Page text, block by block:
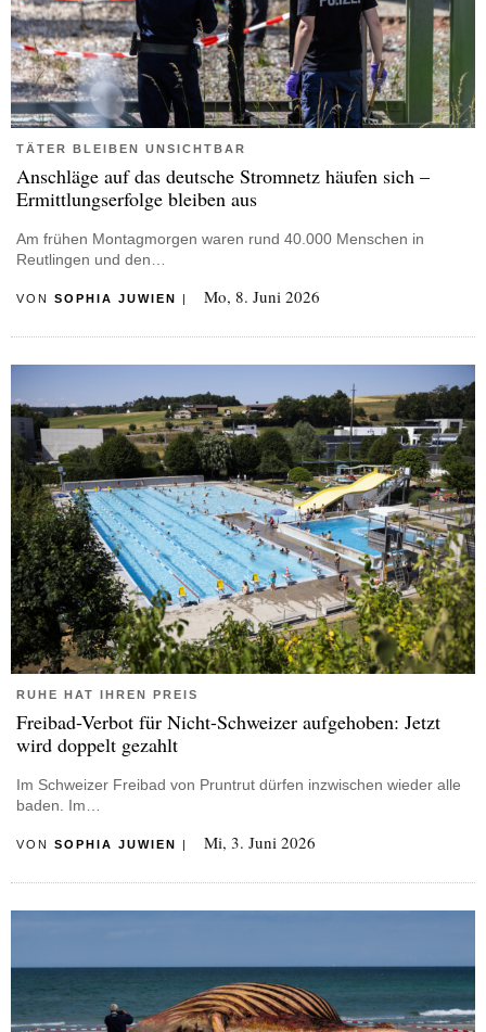
TÄTER BLEIBEN UNSICHTBAR
Anschläge auf das deutsche Stromnetz häufen sich –
Ermittlungserfolge bleiben aus
Am frühen Montagmorgen waren rund 40.000 Menschen in
Reutlingen und den…
VON SOPHIA JUWIEN | Mo, 8. Juni 2026
RUHE HAT IHREN PREIS
Freibad-Verbot für Nicht-Schweizer aufgehoben: Jetzt
wird doppelt gezahlt
Im Schweizer Freibad von Pruntrut dürfen inzwischen wieder alle
baden. Im…
VON SOPHIA JUWIEN | Mi, 3. Juni 2026